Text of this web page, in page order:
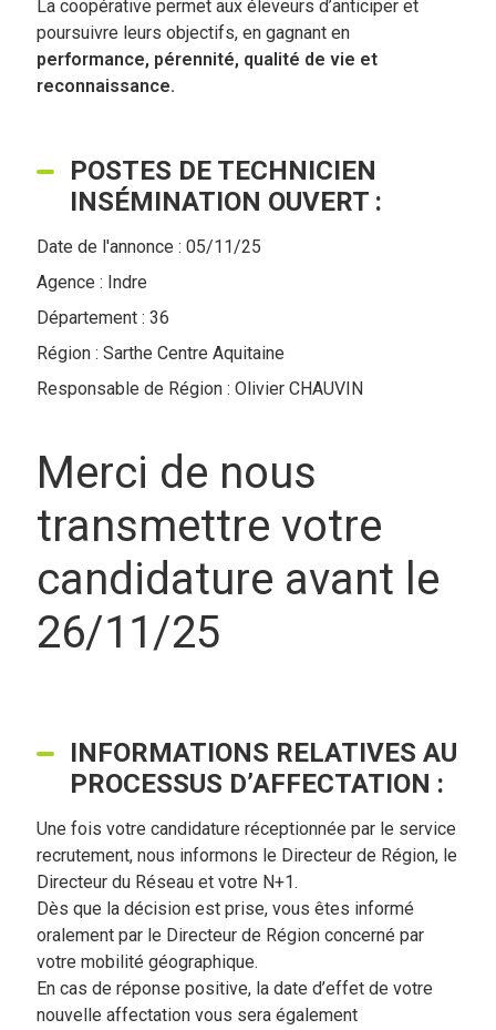
La coopérative permet aux éleveurs d’anticiper et
poursuivre leurs objectifs, en gagnant en
performance, pérennité, qualité de vie et
reconnaissance.
POSTES DE TECHNICIEN
INSÉMINATION OUVERT :
Date de l'annonce : 05/11/25
Agence : Indre
Département : 36
Région : Sarthe Centre Aquitaine
Responsable de Région : Olivier CHAUVIN
Merci de nous
transmettre votre
candidature avant le
26/11/25
INFORMATIONS RELATIVES AU
PROCESSUS D’AFFECTATION :
Une fois votre candidature réceptionnée par le service
recrutement, nous informons le Directeur de Région, le
Directeur du Réseau et votre N+1.
Dès que la décision est prise, vous êtes informé
oralement par le Directeur de Région concerné par
votre mobilité géographique.
En cas de réponse positive, la date d’effet de votre
nouvelle affectation vous sera également